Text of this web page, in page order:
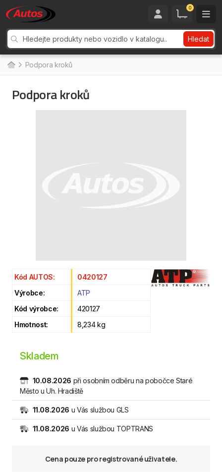
0
Hledat
Podpora kroků
Podpora kroků
Kód AUTOS:
0420127
Výrobce:
ATP
Kód výrobce:
420127
Hmotnost:
8,234 kg
Skladem
10.08.2026 při osobním odběru na pobočce Staré
Město u Uh. Hradiště
11.08.2026 u Vás službou GLS
11.08.2026 u Vás službou TOPTRANS
Cena pouze pro registrované uživatele.